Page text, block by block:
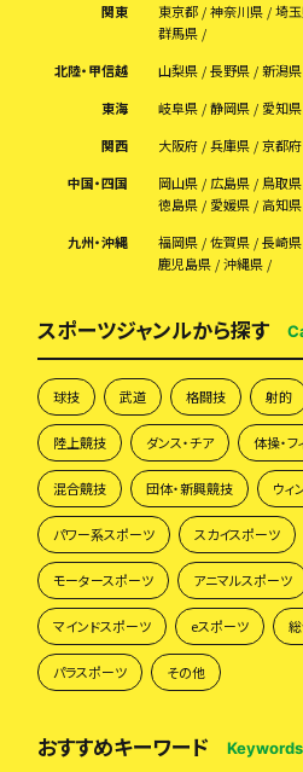
関東
東京都 神奈川県 埼
群馬県
北陸・甲信越
山梨県 長野県 新潟県
東海
岐阜県 静岡県 愛知県
関西
大阪府 兵庫県 京都府
中国・四国
岡山県 広島県 鳥取県
徳島県
愛媛県
高知県
九州・沖縄
福岡県 佐賀県 長崎県
鹿児島県
沖縄県
スポーツジャンルから探す
球技 武道 格闘技 射的
陸上競技 ダンス・チア 体操・フ
混合競技 団体・新興競技 ウィ
パワー系スポーツ スカイスポーツ
モータースポーツ アニマルスポーツ
マインドスポーツ eスポーツ
パラスポーツ その他
おすすめキーワード Keywords